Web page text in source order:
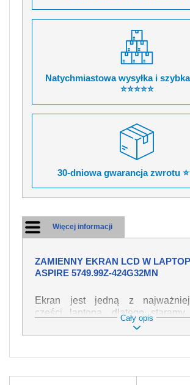
Natychmiastowa wysyłka i
⭐⭐⭐⭐⭐
30-dniowa gwarancja zwrotu
Więcej informacji
ZAMIENNY EKRAN LCD W
ASPIRE 5749.99Z-424G32MN
Ekran jest jedną z
części laptopa, dlatego staramy
żeby był jak najwyższej jakości.
on do wyświetlania tekstu lub
z nim z jak największą
Cały opis